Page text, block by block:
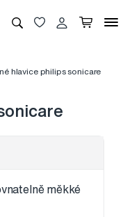
hlavice philips sonicare
měkké